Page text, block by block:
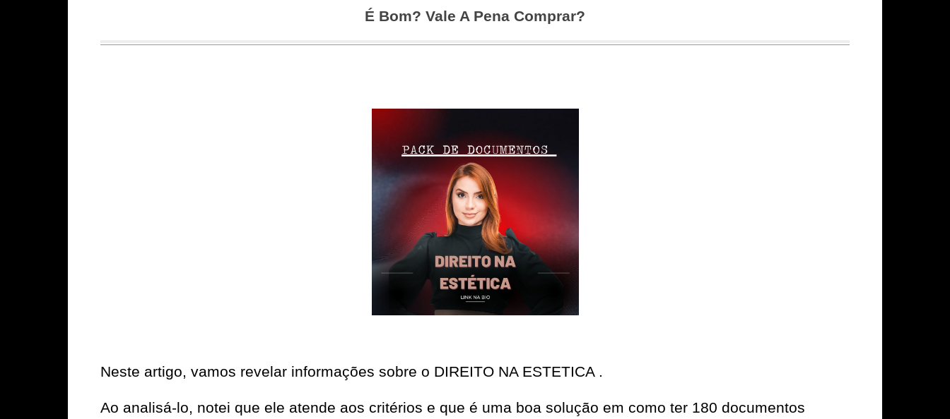
É Bom? Vale A Pena Comprar?
Neste artigo, vamos revelar informações sobre o DIREITO NA ESTETICA .
Ao analisá-lo, notei que ele atende aos critérios e que é uma boa solução em como ter 180 documentos